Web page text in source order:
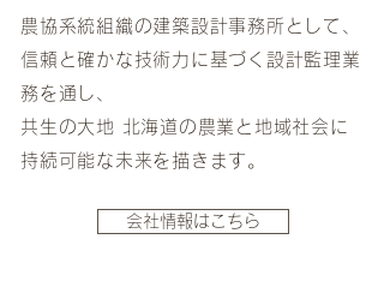
農協系統組織の建築設計事務所として、
信頼と確かな技術力に基づく設計監理業
務を通し、
共生の大地 北海道の農業と地域社会に
持続可能な未来を描きます。
会社情報はこちら